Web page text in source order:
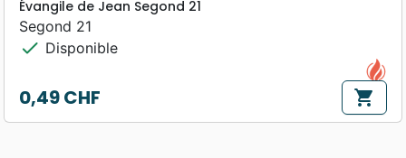
Évangile de Jean Segond 21
Segond 21
check Disponible
Prix
0,49 CHF shopping_cart